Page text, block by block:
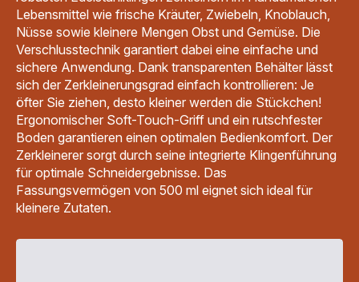
medium">inkl.
MwSt</span>
Lebensmittel wie frische Kräuter, Zwiebeln, Knoblauch,
Nüsse sowie kleinere Mengen Obst und Gemüse. Die
Verschlusstechnik garantiert dabei eine einfache und
sichere Anwendung. Dank transparenten Behälter lässt
sich der Zerkleinerungsgrad einfach kontrollieren: Je
öfter Sie ziehen, desto kleiner werden die Stückchen!
Ergonomischer Soft-Touch-Griff und ein rutschfester
Boden garantieren einen optimalen Bedienkomfort. Der
Zerkleinerer sorgt durch seine integrierte Klingenführung
für optimale Schneidergebnisse. Das
Fassungsvermögen von 500 ml eignet sich ideal für
kleinere Zutaten.